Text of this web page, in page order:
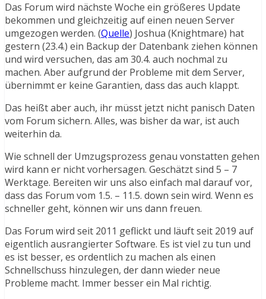
Das Forum wird nächste Woche ein größeres Update
bekommen und gleichzeitig auf einen neuen Server
umgezogen werden. (Quelle) Joshua (Knightmare) hat
gestern (23.4.) ein Backup der Datenbank ziehen können
und wird versuchen, das am 30.4. auch nochmal zu
machen. Aber aufgrund der Probleme mit dem Server,
übernimmt er keine Garantien, dass das auch klappt.
Das heißt aber auch, ihr müsst jetzt nicht panisch Daten
vom Forum sichern. Alles, was bisher da war, ist auch
weiterhin da.
Wie schnell der Umzugsprozess genau vonstatten gehen
wird kann er nicht vorhersagen. Geschätzt sind 5 – 7
Werktage. Bereiten wir uns also einfach mal darauf vor,
dass das Forum vom 1.5. – 11.5. down sein wird. Wenn es
schneller geht, können wir uns dann freuen.
Das Forum wird seit 2011 geflickt und läuft seit 2019 auf
eigentlich ausrangierter Software. Es ist viel zu tun und
es ist besser, es ordentlich zu machen als einen
Schnellschuss hinzulegen, der dann wieder neue
Probleme macht. Immer besser ein Mal richtig.